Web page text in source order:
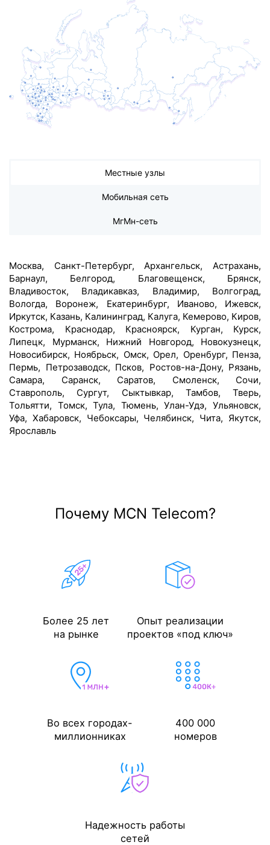
Местные узлы
Мобильная сеть
МгМн-сеть
Москва, Санкт-Петербург, Архангельск, Астрахань,
Барнаул, Белгород, Благовещенск, Брянск,
Владивосток, Владикавказ, Владимир, Волгоград,
Вологда, Воронеж, Екатеринбург, Иваново, Ижевск,
Иркутск, Казань, Калининград, Калуга, Кемерово, Киров,
Кострома, Краснодар, Красноярск, Курган, Курск,
Липецк, Мурманск, Нижний Новгород, Новокузнецк,
Новосибирск, Ноябрьск, Омск, Орел, Оренбург, Пенза,
Пермь, Петрозаводск, Псков, Ростов-на-Дону, Рязань,
Самара, Саранск, Саратов, Смоленск, Сочи,
Ставрополь, Сургут, Сыктывкар, Тамбов, Тверь,
Тольятти, Томск, Тула, Тюмень, Улан-Удэ, Ульяновск,
Уфа, Хабаровск, Чебоксары, Челябинск, Чита, Якутск,
Ярославль
Почему MCN Telecom?
Более 25 лет
на рынке
Опыт реализации
проектов «под ключ»
Во всех городах-
миллионниках
400 000
номеров
Надежность работы
сетей